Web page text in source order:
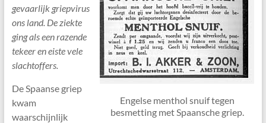
Engelse menthol snuif tegen
besmetting met Spaansche griep.
gevaarlijk griepvirus
ons land. De ziekte
ging als een razende
tekeer en eiste vele
slachtoffers.
De Spaanse griep
kwam
waarschijnlijk